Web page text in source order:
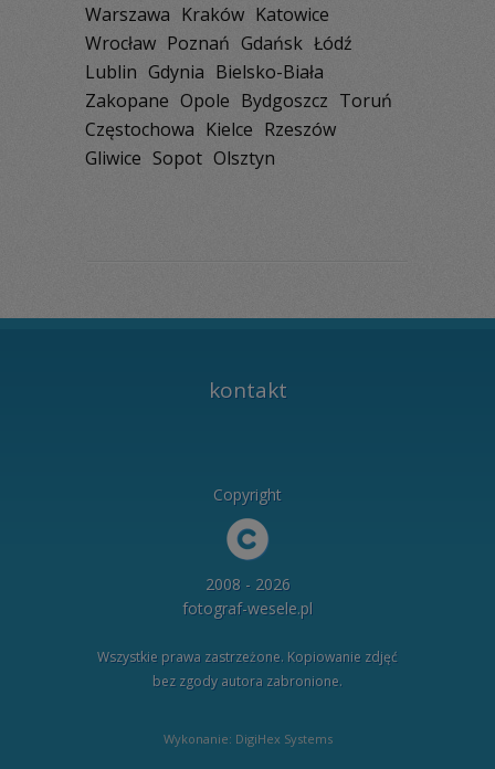
Warszawa Kraków Katowice
Wrocław Poznań Gdańsk Łódź
Lublin Gdynia Bielsko-Biała
Zakopane Opole Bydgoszcz Toruń
Częstochowa Kielce Rzeszów
Gliwice Sopot Olsztyn
kontakt
Copyright
2008 - 2026
fotograf-wesele.pl
Wszystkie prawa zastrzeżone. Kopiowanie zdjęć
bez zgody autora zabronione.
Wykonanie: DigiHex Systems